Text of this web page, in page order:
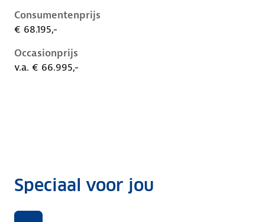
Consumentenprijs
€ 68.195,-
Occasionprijs
v.a. € 66.995,-
Speciaal voor jou